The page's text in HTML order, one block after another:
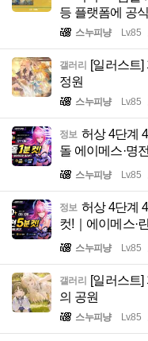
등 플랫폼에 공
스누피냥 Lv.85
갤러리
[일러스트]
정원
스누피냥 Lv.85
정보 허상 4단계
돌 에이메스·명
스누피냥 Lv.85
정보 허상 4단계
컷!｜에이메스·
스누피냥 Lv.85
갤러리
[일러스트]
의 공원
스누피냥 Lv.85